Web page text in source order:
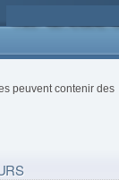
peuvent contenir des